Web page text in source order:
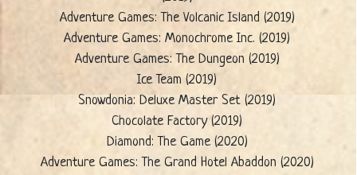
Adventure Games: The Volcanic Island (2019)
Adventure Games: Monochrome Inc. (2019)
Adventure Games: The Dungeon (2019)
Ice Team (2019)
Snowdonia: Deluxe Master Set (2019)
Chocolate Factory (2019)
Diamond: The Game (2020)
Adventure Games: The Grand Hotel Abaddon (2020)